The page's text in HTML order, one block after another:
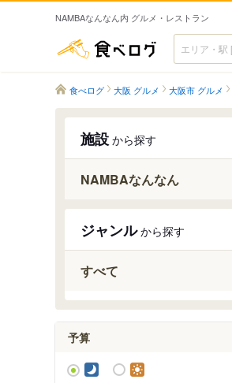
NAMBAなんなん内 グルメ・レストラン
食べログ
食べログ 大阪 グルメ 大阪市 グルメ
施設 から探す
NAMBAなんなん
ジャンルから探す
すべて
予算